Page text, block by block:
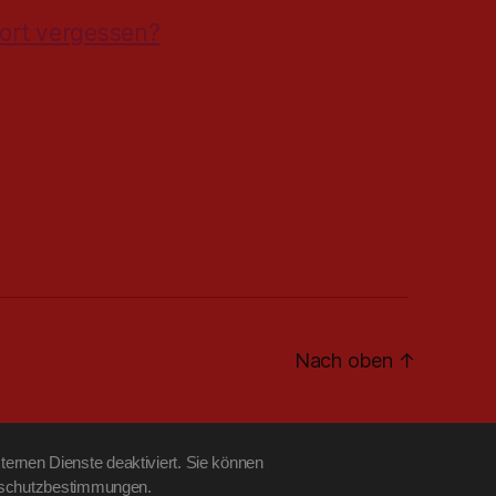
vergessen?
Nach oben ↑
Dienste deaktiviert. Sie können